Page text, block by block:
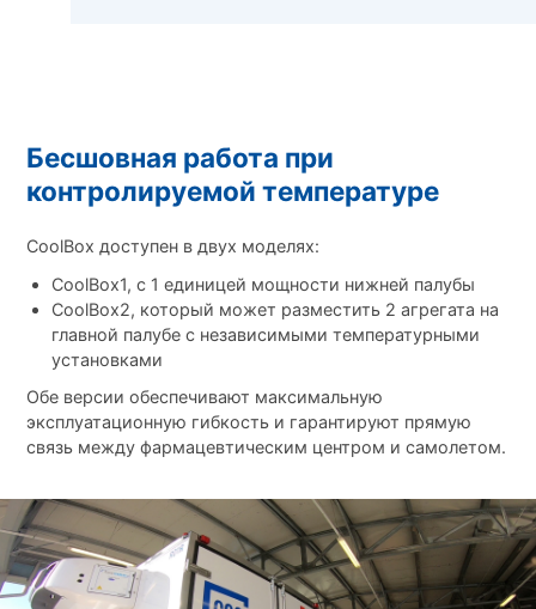
Бесшовная работа при
контролируемой температуре
CoolBox доступен в двух моделях:
CoolBox1, с 1 единицей мощности нижней палубы
CoolBox2, который может разместить 2 агрегата на
главной палубе с независимыми температурными
установками
Обе версии обеспечивают максимальную
эксплуатационную гибкость и гарантируют прямую
связь между фармацевтическим центром и самолетом.